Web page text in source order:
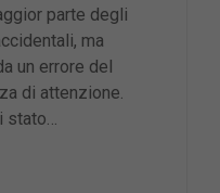
parte degli
ma
un errore del
di attenzione.
stato…